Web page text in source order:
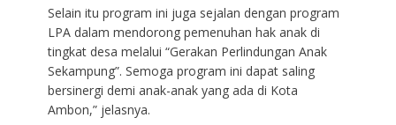
Selain itu program ini juga sejalan dengan program
LPA dalam mendorong pemenuhan hak anak di
tingkat desa melalui “Gerakan Perlindungan Anak
Sekampung”. Semoga program ini dapat saling
bersinergi demi anak-anak yang ada di Kota
Ambon,” jelasnya.